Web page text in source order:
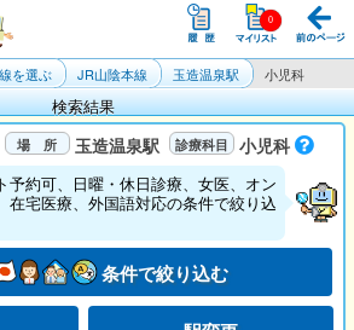
を選ぶ JR山陰本線 玉造温泉駅 小児科
検索結果
玉造温泉駅 小児科
予約可、日曜・休日診療、女医、オン
在宅医療、外国語対応の条件で絞り込
条件で絞り込む